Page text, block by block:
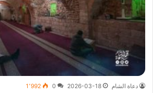
دعاة الشام 2026-03-18
0 1٬992